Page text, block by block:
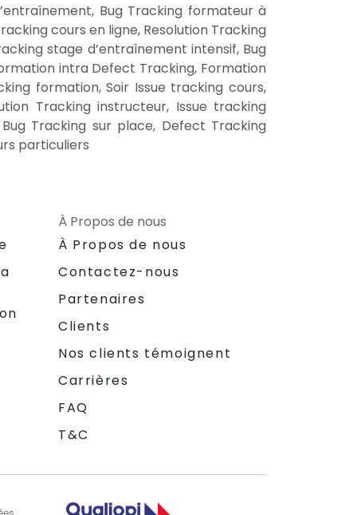
Bug Tracking formateur à
cours en ligne, Resolution Tracking
stage d’entraînement intensif, Bug
intra Defect Tracking, Formation
formation, Soir Issue tracking cours,
Tracking instructeur, Issue tracking
Tracking sur place, Defect Tracking
particuliers
À Propos de nous
À Propos de nous
Contactez-nous
Partenaires
Clients
Nos clients témoignent
Carrières
FAQ
T&C